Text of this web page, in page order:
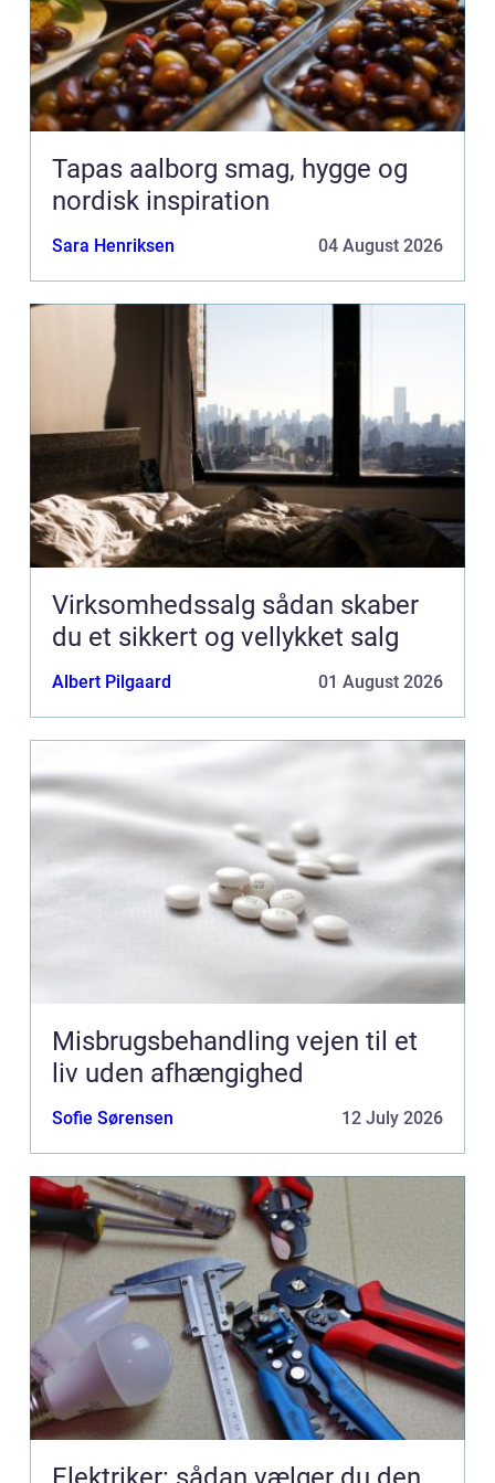
Tapas aalborg smag, hygge og
nordisk inspiration
Sara Henriksen 04 August 2026
Virksomhedssalg sådan skaber
du et sikkert og vellykket salg
Albert Pilgaard 01 August 2026
Misbrugsbehandling vejen til et
liv uden afhængighed
Sofie Sørensen 12 July 2026